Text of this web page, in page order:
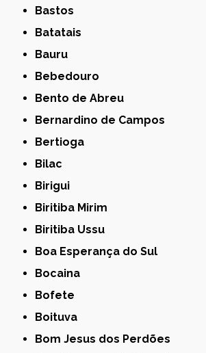
Bastos
Batatais
Bauru
Bebedouro
Bento de Abreu
Bernardino de Campos
Bertioga
Bilac
Birigui
Biritiba Mirim
Biritiba Ussu
Boa Esperança do Sul
Bocaina
Bofete
Boituva
Bom Jesus dos Perdões